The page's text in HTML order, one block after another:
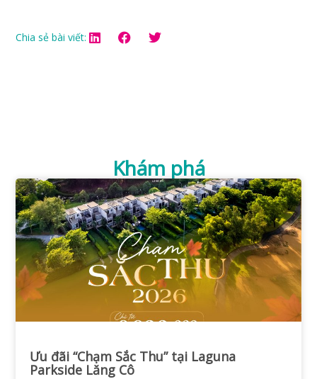
Chia sẻ bài viết:
Khám phá
Ưu đãi “Chạm Sắc Thu” tại Laguna
Parkside Lăng Cô